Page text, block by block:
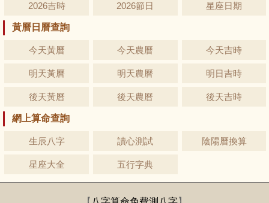
2026吉時 2026節日 星座日期
黃曆日曆查詢
今天黃曆 今天農曆 今天吉時
明天黃曆 明天農曆 明日吉時
後天黃曆 後天農曆 後天吉時
網上算命查詢
生辰八字 讀心測試 陰陽曆換算
星座大全 五行字典